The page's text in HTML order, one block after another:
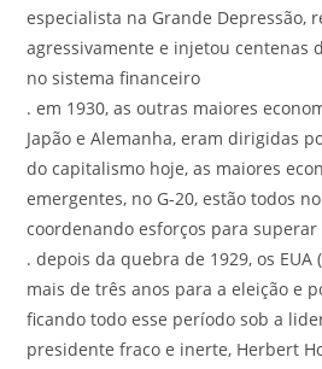
especialista na Grande Depressão,
agressivamente e injetou centenas
no sistema financeiro
. em 1930, as outras maiores
Japão e Alemanha, eram dirigidas
do capitalismo hoje, as maiores
emergentes, no G-20, estão todos
coordenando esforços para superar
. depois da quebra de 1929, os
mais de três anos para a eleição e
ficando todo esse período sob a
presidente fraco e inerte, Herbert